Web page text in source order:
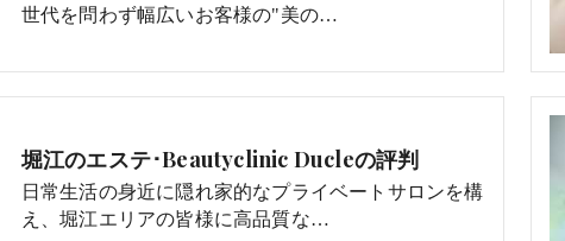
世代を問わず幅広いお客様の"美の…
堀江のエステ･Beautyclinic Ducleの評判
日常生活の身近に隠れ家的なプライベートサロンを構
え、堀江エリアの皆様に高品質な…